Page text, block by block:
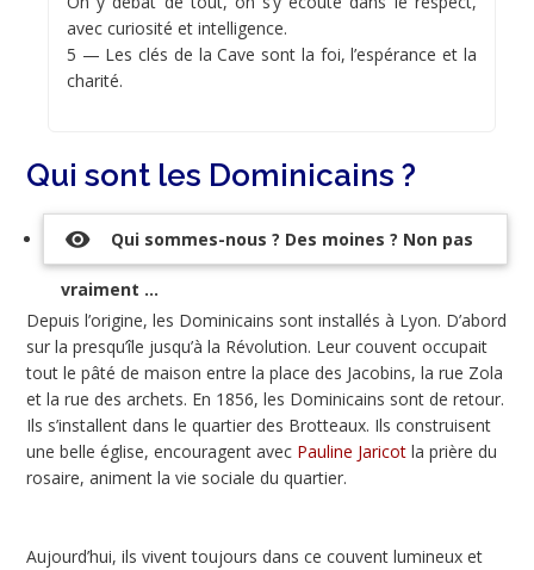
avec curiosité et intelligence.
5 — Les clés de la Cave sont la foi, l’espérance et la
charité.
Qui sont les Dominicains ?
visibility Qui sommes-nous ? Des moines ? Non pas
vraiment ...
Depuis l’origine, les Dominicains sont installés à Lyon. D’abord
sur la presqu’île jusqu’à la Révolution. Leur couvent occupait
tout le pâté de maison entre la place des Jacobins, la rue Zola
et la rue des archets. En 1856, les Dominicains sont de retour.
Ils s’installent dans le quartier des Brotteaux. Ils construisent
une belle église, encouragent avec Pauline Jaricot la prière du
rosaire, animent la vie sociale du quartier.
Aujourd’hui, ils vivent toujours dans ce couvent lumineux et